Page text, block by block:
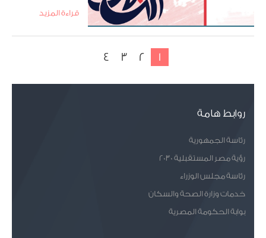
قراءة المزيد
1
2
3
4
روابط هامة
رئاسة الجمهورية
رؤية مصر المستقبلية 2030
رئاسة مجلس الوزراء
خدمات وزارة الصحة والسكان
بوابة الحكومة المصرية